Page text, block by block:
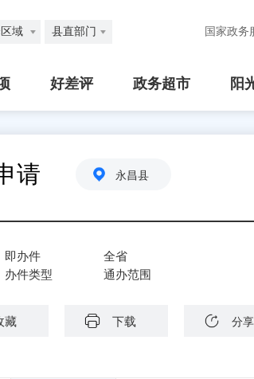
域 县直部门 国家政务
好差评 政务超市 阳
请 永昌县
即办件
办件类型
全省
通办范围
藏 下载 分享